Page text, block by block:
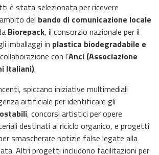
è stata selezionata per ricevere
del bando di comunicazione locale
Biorepack, il consorzio nazionale per il
imballaggi in plastica biodegradabile e
con l’Anci (Associazione
Italiani).
spiccano iniziative multimediali
artificiale per identificare gli
, concorsi artistici per opere
destinati al riciclo organico, e progetti
smascherare notizie false legate alla
Altri progetti includono facilitazioni per